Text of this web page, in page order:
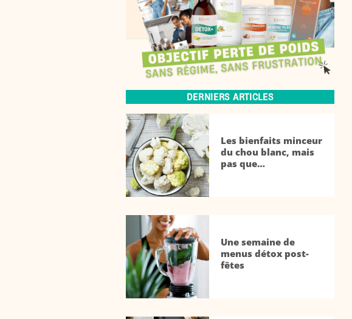
DERNIERS ARTICLES
Les bienfaits minceur
du chou blanc, mais
pas que…
Une semaine de
menus détox post-
fêtes